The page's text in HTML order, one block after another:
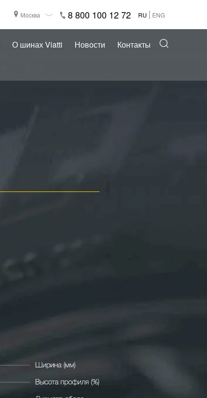
Москва 8 800 100 12 72 RU ENG
О шинах Viatti Новости
Контакты